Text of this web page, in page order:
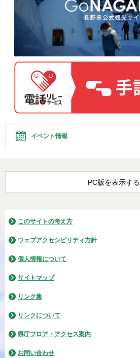
イベント情報
PC版を表示する
このサイトの考え方
ウェブアクセシビリティ方針
個人情報について
サイトマップ
リンク集
リンクについて
県庁フロア・アクセス案内
お問い合わせ